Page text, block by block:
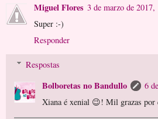
Miguel Flores 3 de marzo de 2017,
Super :-)
Responder
Respostas
Bolboretas no Bandullo
6
Xiana é xenial 😉! Mil grazas por